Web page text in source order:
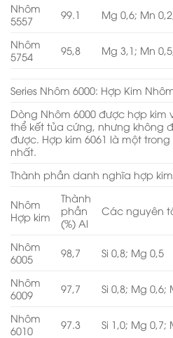
Nhôm
5557
99.1 Mg 0,6; Mn
Nhôm
5754
95,8 Mg 3,1; Mn
Series Nhôm 6000: Hợp Kim
Dòng Nhôm 6000 được hợp
thể kết tủa cứng, nhưng không
được. Hợp kim 6061 là một
nhất.
Thành phần danh nghĩa hợp
Nhôm
Hợp kim
Thành
phần
(%) Al
Các nguyên
Nhôm
6005
98,7 Si 0,8; Mg 0,5
Nhôm
6009
97,7 Si 0,8; Mg 0,6;
Nhôm
6010
97.3 Si 1,0; Mg 0,7;